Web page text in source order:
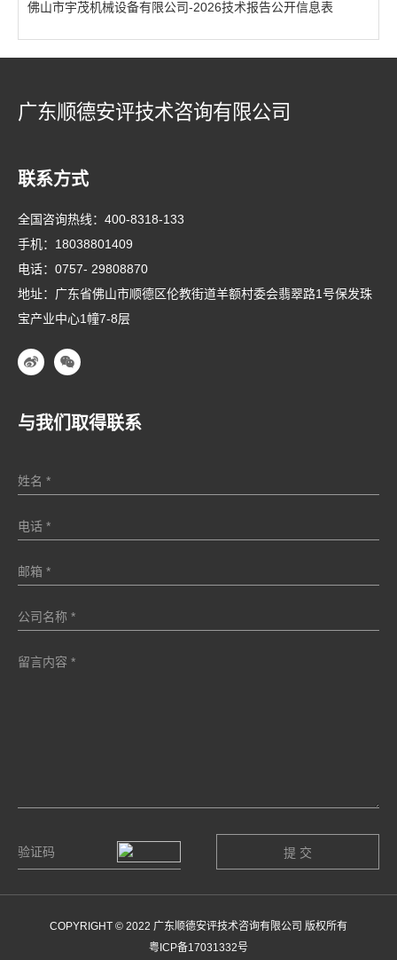
佛山市宇茂机械设备有限公司-2026技术报告公开信息表
广东顺德安评技术咨询有限公司
联系方式
全国咨询热线： 400-8318-133
手机： 18038801409
电话： 0757- 29808870
地址：广东省佛山市顺德区伦教街道羊额村委会翡翠路1号保发珠
宝产业中心1幢7-8层
与我们取得联系
COPYRIGHT © 2022 广东顺德安评技术咨询有限公司 版权所有
粤ICP备17031332号